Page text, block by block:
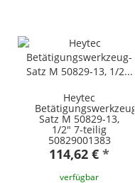
Heytec
Betätigungswerkzeug-
Satz M 50829-13,
1/2" 7-teilig
50829001383
114,62 € *
verfügbar